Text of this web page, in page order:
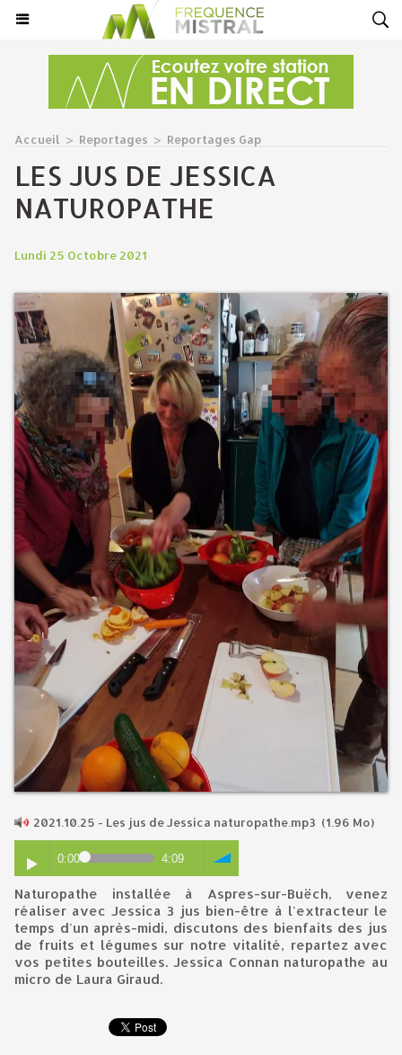
Accueil > Reportages > Reportages Gap
LES JUS DE JESSICA
NATUROPATHE
Lundi 25 Octobre 2021
2021.10.25 - Les jus de Jessica naturopathe.mp3 (1.96 Mo)
0:00 4:09
Naturopathe installée à Aspres-sur-Buëch, venez
réaliser avec Jessica 3 jus bien-être à l'extracteur le
temps d'un après-midi, discutons des bienfaits des jus
de fruits et légumes sur notre vitalité, repartez avec
vos petites bouteilles. Jessica Connan naturopathe au
micro de Laura Giraud.